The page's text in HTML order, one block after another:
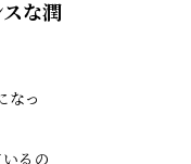
な潤
なっ
るの